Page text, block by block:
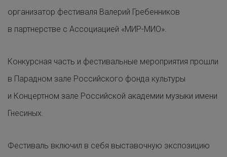
организатор фестиваля Валерий Гребенников
в партнерстве с Ассоциацией «МИР-МИО».
Конкурсная часть и фестивальные мероприятия прошли
в Парадном зале Российского фонда культуры
и Концертном зале Российской академии музыки имени
Гнесиных.
Фестиваль включил в себя выставочную экспозицию